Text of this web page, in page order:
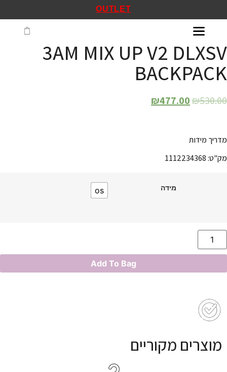
OUTLET
3AM MIX UP V2 DLXSV
BACKPACK
₪530.00
₪477.00
מדריך מידות
מק"ט: 1112234368
מידה os
Add To Bag
מוצרים מקוריים